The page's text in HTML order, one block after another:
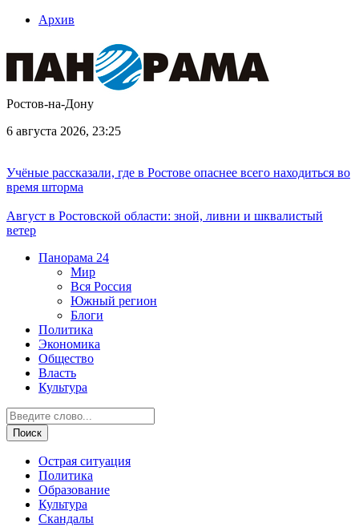
Архив
Ростов-на-Дону
6 августа 2026, 23:25
Учёные рассказали, где в Ростове опаснее всего находиться во
время шторма
Август в Ростовской области: зной, ливни и шквалистый
ветер
Панорама 24
Мир
Вся Россия
Южный регион
Блоги
Политика
Экономика
Общество
Власть
Культура
Острая ситуация
Политика
Образование
Культура
Скандалы